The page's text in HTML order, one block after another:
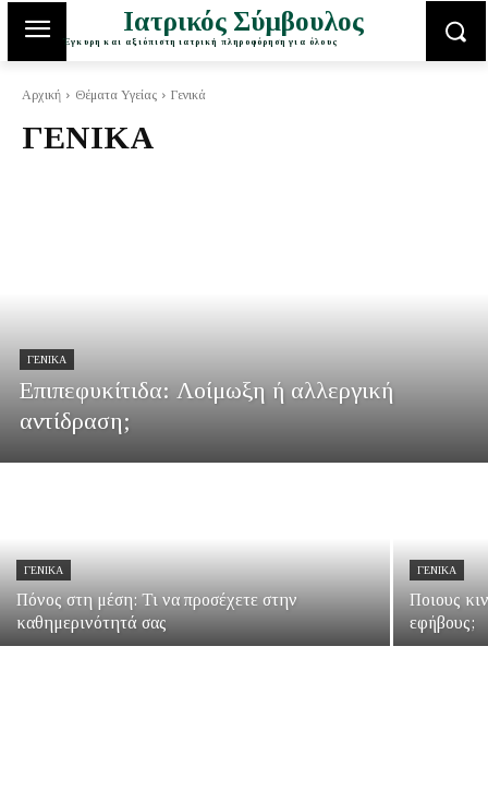
Ιατρικός Σύμβουλος
Έγκυρη και αξιόπιστη ιατρική πληροφόρηση για όλους
Αρχική Θέματα Υγείας Γενικά
ΓΕΝΙΚΆ
ΓΕΝΙΚΆ
Επιπεφυκίτιδα: Λοίμωξη ή αλλεργική
αντίδραση;
ΓΕΝΙΚΆ
Πόνος στη μέση: Τι να προσέχετε στην
καθημερινότητά σας
ΓΕΝΙΚΆ
Ποιους
εφήβους;